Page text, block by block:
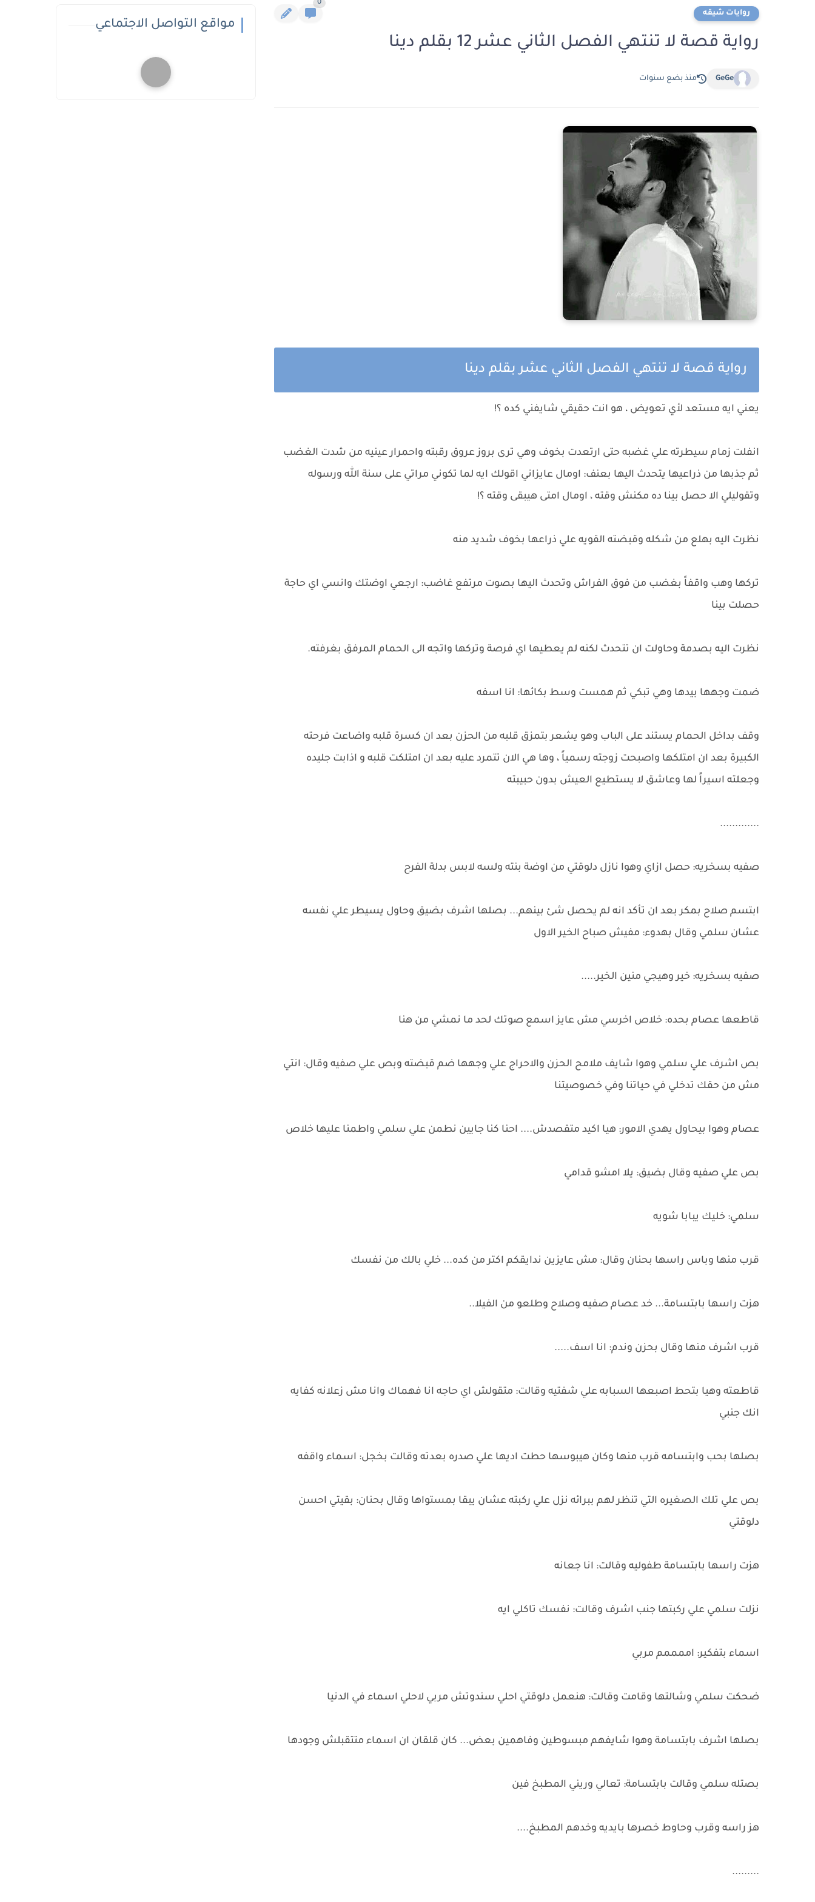
روايات شيقه
0
رواية قصة لا تنتهي الفصل الثاني عشر 12 بقلم دينا
GeGe منذ بضع سنوات
رواية قصة لا تنتهي الفصل الثاني عشر بقلم دينا
يعني ايه مستعد لأي تعويض ، هو انت حقيقي شايفني كده ؟!
انفلت زمام سيطرته علي غضبه حتى ارتعدت بخوف وهي ترى بروز عروق رقبته واحمرار عينيه من شدت الغضب
ثم جذبها من ذراعيها يتحدث اليها بعنف: اومال عايزاني اقولك ايه لما تكوني مراتي على سنة الله ورسوله
وتقوليلي الا حصل بينا ده مكنش وقته ، اومال امتى هيبقى وقته ؟!
نظرت اليه بهلع من شكله وقبضته القويه علي ذراعها بخوف شديد منه
تركها وهب واقفاً بغضب من فوق الفراش وتحدث اليها بصوت مرتفع غاضب: ارجعي اوضتك وانسي اي حاجة
حصلت بينا
نظرت اليه بصدمة وحاولت ان تتحدث لكنه لم يعطيها اي فرصة وتركها واتجه الى الحمام المرفق بغرفته.
ضمت وجهها بيدها وهي تبكي ثم همست وسط بكائها: انا اسفه
وقف بداخل الحمام يستند على الباب وهو يشعر بتمزق قلبه من الحزن بعد ان كسرة قلبه واضاعت فرحته
الكبيرة بعد ان امتلكها واصبحت زوجته رسمياً ، وها هي الان تتمرد عليه بعد ان امتلكت قلبه و اذابت جليده
وجعلته اسيراً لها وعاشق لا يستطيع العيش بدون حبيبته
.............
صفيه بسخريه: حصل ازاي وهوا نازل دلوقتي من اوضة بنته ولسه لابس بدلة الفرح
ابتسم صلاح بمكر بعد ان تأكد انه لم يحصل شئ بينهم... بصلها اشرف بضيق وحاول يسيطر علي نفسه
عشان سلمي وقال بهدوء: مفيش صباح الخير الاول
صفيه بسخريه: خير وهيجي منين الخير.....
قاطعها عصام بحده: خلاص اخرسي مش عايز اسمع صوتك لحد ما نمشي من هنا
بص اشرف علي سلمي وهوا شايف ملامح الحزن والاحراج علي وجهها ضم قبضته وبص علي صفيه وقال: انتي
مش من حقك تدخلي في حياتنا وفي خصوصيتنا
عصام وهوا بيحاول يهدي الامور: هيا اكيد متقصدش.... احنا كنا جايين نطمن علي سلمي واطمنا عليها خلاص
بص علي صفيه وقال بضيق: يلا امشو قدامي
سلمي: خليك يبابا شويه
قرب منها وباس راسها بحنان وقال: مش عايزين ندايقكم اكتر من كده... خلي بالك من نفسك
هزت راسها بابتسامة... خد عصام صفيه وصلاح وطلعو من الفيلا..
قرب اشرف منها وقال بحزن وندم: انا اسف.....
قاطعته وهيا بتحط اصبعها السبابه علي شفتيه وقالت: متقولش اي حاجه انا فهماك وانا مش زعلانه كفايه
انك جنبي
بصلها بحب وابتسامه قرب منها وكان هيبوسها حطت اديها علي صدره بعدته وقالت بخجل: اسماء واقفه
بص علي تلك الصغيره التي تنظر لهم ببرائه نزل علي ركبته عشان يبقا بمستواها وقال بحنان: بقيتي احسن
دلوقتي
هزت راسها بابتسامة طفوليه وقالت: انا جعانه
نزلت سلمي علي ركبتها جنب اشرف وقالت: نفسك تاكلي ايه
اسماء بتفكير: اممممم مربي
ضحكت سلمي وشالتها وقامت وقالت: هنعمل دلوقتي احلي سندوتش مربي لاحلي اسماء في الدنيا
بصلها اشرف بابتسامة وهوا شايفهم مبسوطين وفاهمين بعض... كان قلقان ان اسماء متتقبلش وجودها
بصتله سلمي وقالت بابتسامة: تعالي وريني المطبخ فين
هز راسه وقرب وحاوط خصرها بايديه وخدهم المطبخ....
.........
مواقع التواصل الاجتماعي